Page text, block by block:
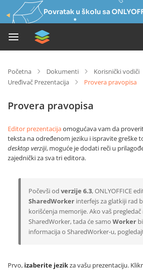
Povratak u školu sa
Početna Dokumenti
Korisnički vodiči
Uređivač Prezentacija
Provera pravopisa
Provera pravopisa
Editor prezentacijaomogućava vam da
teksta na određenom jeziku i ispravite greške
desktop verziji, moguće je dodati reči u
zajednički za sva tri editora.
Počevši od verzije 6.3, ONLYOFFICE
SharedWorker interfejs za glatkiji rad
korišćenja memorije. Ako vaš
SharedWorker, tada će samo Worker
informacija o SharedWorker-u,
Prvo, izaberite jezikza vašu prezentaciju.